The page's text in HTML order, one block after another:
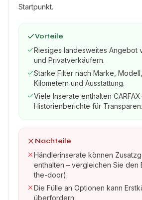
Startpunkt.
Vorteile
Riesiges landesweites Angebot
und Privatverkäufern.
Starke Filter nach Marke, Modell,
Kilometern und Ausstattung.
Viele Inserate enthalten
Historienberichte für
Nachteile
Händlerinserate können
enthalten – vergleichen Sie den
the-door).
Die Fülle an Optionen kann
überfordern.